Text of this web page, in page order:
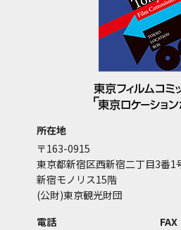
所在地
〒163-0915
東京都新宿区西新宿二丁目3番1
新宿モノリス15階
(公財)東京観光財団
電話
FAX